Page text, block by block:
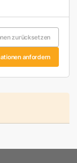
zurücksetzen
anfordern